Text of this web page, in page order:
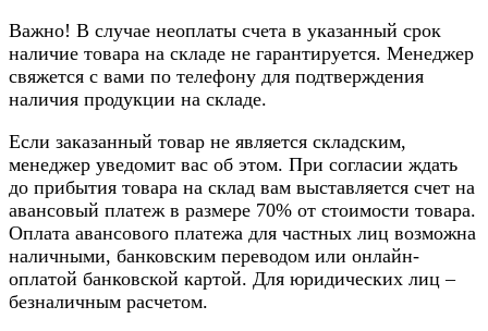
Важно! В случае неоплаты счета в указанный срок
наличие товара на складе не гарантируется. Менеджер
свяжется с вами по телефону для подтверждения
наличия продукции на складе.
Если заказанный товар не является складским,
менеджер уведомит вас об этом. При согласии ждать
до прибытия товара на склад вам выставляется счет на
авансовый платеж в размере 70% от стоимости товара.
Оплата авансового платежа для частных лиц возможна
наличными, банковским переводом или онлайн-
оплатой банковской картой. Для юридических лиц –
безналичным расчетом.